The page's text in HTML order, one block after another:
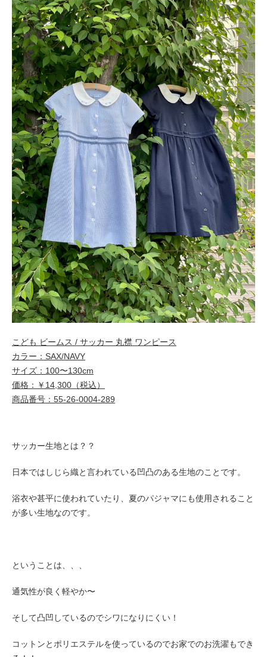
こども ビームス / サッカー 丸襟 ワンピース
カラー：SAX/NAVY
サイズ：100〜130cm
価格：￥14,300（税込）
商品番号：55-26-0004-289
サッカー生地とは？？
日本ではしじら織と言われている凹凸のある生地のことです。
浴衣や甚平に使われていたり、夏のパジャマにも使用されること
が多い生地なのです。
ということは、、、
通気性が良く軽やか〜
そして凸凹しているのでシワになりにくい！
コットンとポリエステルを使っているのでお家でのお洗濯もでき